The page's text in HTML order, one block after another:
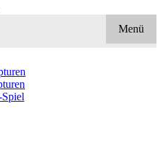
Menü
Spiel